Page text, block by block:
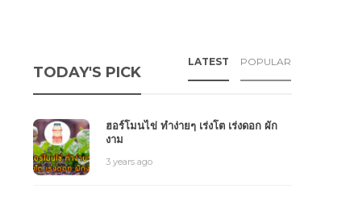
TODAY'S PICK
LATEST POPULAR
ฮอร์โมนไข่ ทำง่ายๆ เร่งโต เร่งดอก ผัก
งาม
3 years ago